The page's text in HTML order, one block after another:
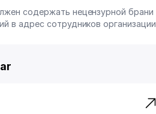
содержать нецензурной брани
в адрес сотрудников организации